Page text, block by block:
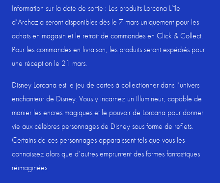
RAVENSBURGER
-
DISNEY
-
LORCANA
L'île
d'Archazia
Chap.
7
:
Trove
Information sur la date de sortie : Les produits Lorcana L’île
d’Archazia seront disponibles dès le 7 mars uniquement pour les
achats en magasin et le retrait de commandes en Click & Collect.
Pour les commandes en livraison, les produits seront expédiés pour
une réception le 21 mars.
Disney Lorcana est le jeu de cartes à collectionner dans l’univers
enchanteur de Disney. Vous y incarnez un Illumineur, capable de
manier les encres magiques et le pouvoir de Lorcana pour donner
vie aux célèbres personnages de Disney sous forme de reflets.
Certains de ces personnages apparaissent tels que vous les
connaissez alors que d’autres empruntent des formes fantastiques
réimaginées.